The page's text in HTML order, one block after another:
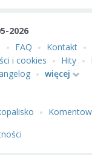
2026
FAQ Kontakt
i cookies
Hity
więcej